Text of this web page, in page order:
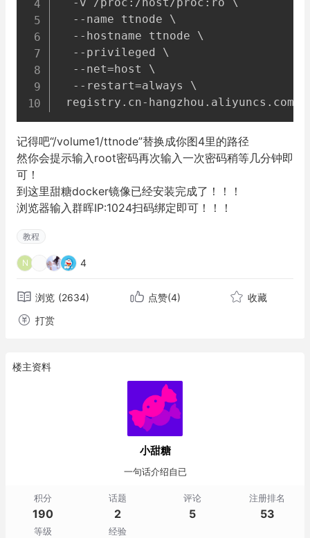
  --name ttnode \
  --hostname ttnode \
  --privileged \
  --net=host \
  --restart=always \
记得吧“/volume1/ttnode”替换成你图4里的路径
然你会提示输入root密码再次输入一次密码稍等几分钟即
可！
到这里甜糖docker镜像已经安装完成了！！！
浏览器输入群晖IP:1024扫码绑定即可！！！
教程
N 4
浏览 (2634) 点赞(4)
收藏
打赏
楼主资料
小甜糖
一句话介绍自已
积分
190
话题
2
评论
5
注册排名
53
等级 经验